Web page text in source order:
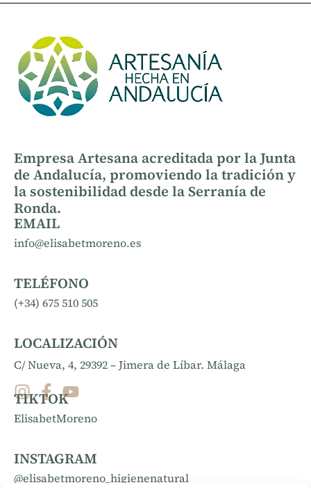
Empresa Artesana acreditada por la Junta
de Andalucía, promoviendo la tradición y
la sostenibilidad desde la Serranía de
Ronda.
EMAIL
info@elisabetmoreno.es
TELÉFONO
(+34) 675 510 505
LOCALIZACIÓN
C/ Nueva, 4, 29392 – Jimera de Líbar. Málaga
TIKTOK
ElisabetMoreno
INSTAGRAM
@elisabetmoreno_higienenatural